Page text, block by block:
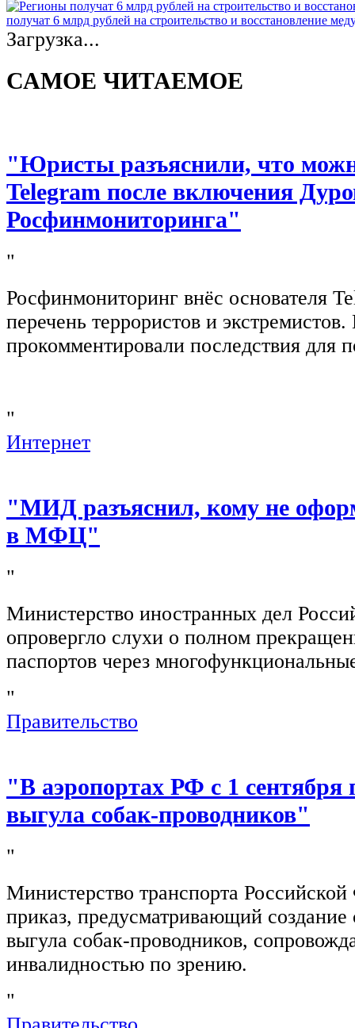
получат 6 млрд рублей на строительство и восстановление
Загрузка...
САМОЕ ЧИТАЕМОЕ
"Юристы разъяснили, что
Telegram после включения
Росфинмониторинга"
"
Росфинмониторинг внёс основателя
перечень террористов и
прокомментировали последствия для
"
Интернет
"МИД разъяснил, кому не
в МФЦ"
"
Министерство иностранных дел
опровергло слухи о полном
паспортов через
"
Правительство
"В аэропортах РФ с 1 сентября
выгула собак-проводников"
"
Министерство транспорта
приказ, предусматривающий создание
выгула собак-проводников,
инвалидностью по зрению.
"